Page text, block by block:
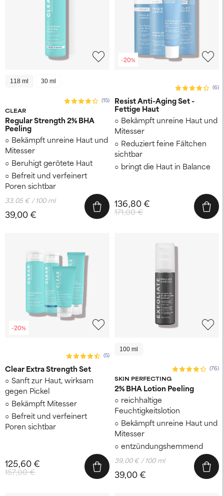
118 ml 30 ml
CLEAR
(15)
Regular Strength 2% BHA
Peeling
Bekämpft unreine Haut und
Mitesser
Beruhigt gerötete Haut
Befreit und verfeinert
Poren sichtbar
39,00 €
33,05 € / 100 ml
-20%
(6)
Resist Anti-Aging Set -
Fettige Haut
Bekämpft unreine Haut und
Mitesser
Reduziert feine Fältchen
sichtbar
bringt die Haut in Balance
171,00 €
136,80 €
-20%
(5)
Clear Extra Strength Set
Sanft zur Haut, wirksam
gegen Pickel
Bekämpft Mitesser
Befreit und verfeinert
Poren sichtbar
157,00 €
125,60 €
100 ml
SKIN PERFECTING
(76)
2% BHA Lotion Peeling
reichhaltige
Feuchtigkeitslotion
Bekämpft unreine Haut und
Mitesser
entzündungshemmend
39,00 €
39,00 € / 100 ml